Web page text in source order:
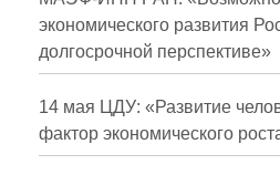
Проблемы
О журнале
Номера журналов
экономического развития
долгосрочной перспективе»
14 мая ЦДУ: «Развитие
фактор экономического